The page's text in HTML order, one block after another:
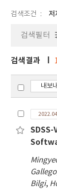
검색조건
검색필터
검색결과
내보
2022.04
Gallego
Bilgi,